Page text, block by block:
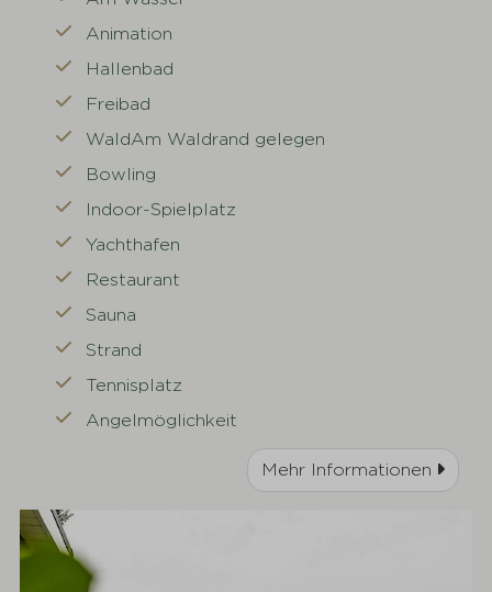
Animation
Hallenbad
Freibad
WaldAm Waldrand gelegen
Bowling
Indoor-Spielplatz
Yachthafen
Restaurant
Sauna
Strand
Tennisplatz
Angelmöglichkeit
Mehr Informationen